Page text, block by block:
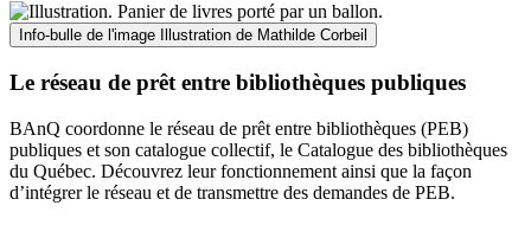
Info-bulle de l'image Illustration de Mathilde Corbeil
Le réseau de prêt entre bibliothèques publiques
BAnQ coordonne le réseau de prêt entre bibliothèques (PEB)
publiques et son catalogue collectif, le Catalogue des bibliothèques
du Québec. Découvrez leur fonctionnement ainsi que la façon
d’intégrer le réseau et de transmettre des demandes de PEB.